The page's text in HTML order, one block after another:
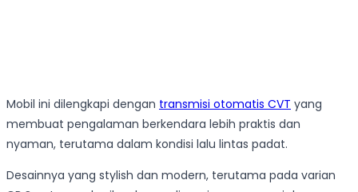
Mobil ini dilengkapi dengan transmisi otomatis CVT yang
membuat pengalaman berkendara lebih praktis dan
nyaman, terutama dalam kondisi lalu lintas padat.
Desainnya yang stylish dan modern, terutama pada varian